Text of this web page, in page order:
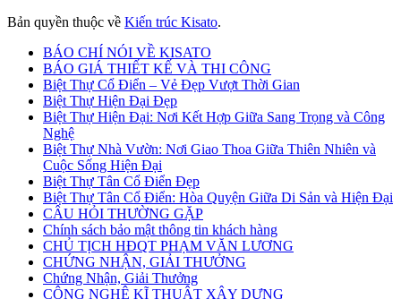
Bản quyền thuộc về Kiến trúc Kisato.
BÁO CHÍ NÓI VỀ KISATO
BÁO GIÁ THIẾT KẾ VÀ THI CÔNG
Biệt Thự Cổ Điển – Vẻ Đẹp Vượt Thời Gian
Biệt Thự Hiện Đại Đẹp
Biệt Thự Hiện Đại: Nơi Kết Hợp Giữa Sang Trọng và Công
Nghệ
Biệt Thự Nhà Vườn: Nơi Giao Thoa Giữa Thiên Nhiên và
Cuộc Sống Hiện Đại
Biệt Thự Tân Cổ Điển Đẹp
Biệt Thự Tân Cổ Điển: Hòa Quyện Giữa Di Sản và Hiện Đại
CÂU HỎI THƯỜNG GẶP
Chính sách bảo mật thông tin khách hàng
CHỦ TỊCH HĐQT PHẠM VĂN LƯƠNG
CHỨNG NHẬN, GIẢI THƯỞNG
Chứng Nhận, Giải Thưởng
CÔNG NGHỆ KĨ THUẬT XÂY DỰNG